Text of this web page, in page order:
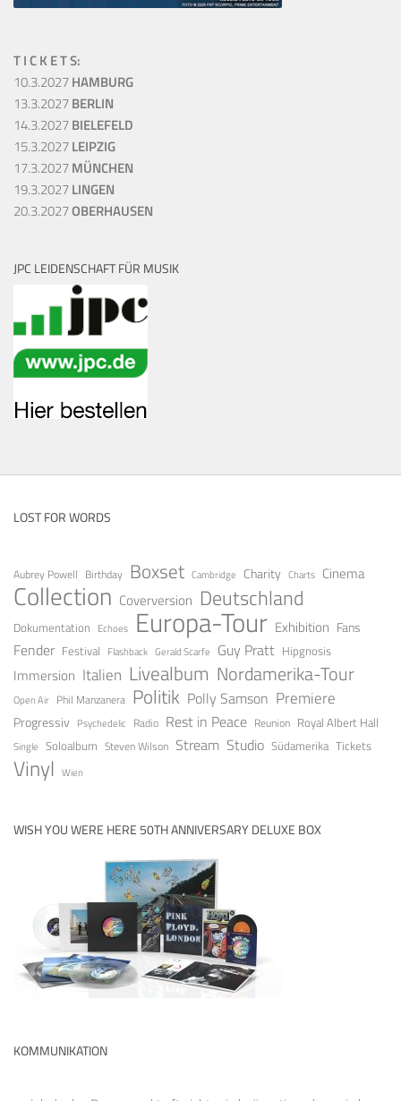
T I C K E T S:
10.3.2027HAMBURG
13.3.2027BERLIN
14.3.2027BIELEFELD
15.3.2027LEIPZIG
17.3.2027MÜNCHEN
19.3.2027LINGEN
20.3.2027OBERHAUSEN
JPC LEIDENSCHAFT FÜR MUSIK
LOST FOR WORDS
Aubrey Powell Birthday Boxset Cambridge Charity Charts Cinema
Collection Coverversion Deutschland
Dokumentation Echoes Europa-Tour Exhibition Fans
Fender Festival Flashback Gerald Scarfe Guy Pratt Hipgnosis
Immersion Italien Livealbum Nordamerika-Tour
Open Air Phil Manzanera Politik Polly Samson Premiere
Progressiv Psychedelic Radio Rest in Peace Reunion Royal Albert Hall
Single Soloalbum Steven Wilson Stream Studio Südamerika Tickets
Vinyl Wien
WISH YOU WERE HERE 50TH ANNIVERSARY DELUXE BOX
KOMMUNIKATION